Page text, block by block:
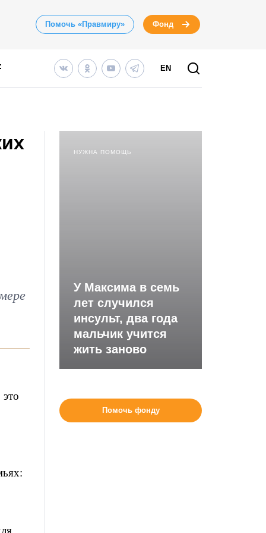
Помочь «Правмиру» Фонд
EN
НУЖНА ПОМОЩЬ
У Максима в семь
лет случился
инсульт, два года
мальчик учится
жить заново
Помочь фонду